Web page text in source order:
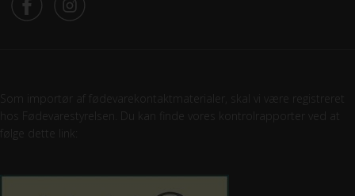
Som importør af fødevarekontaktmaterialer, skal vi være registreret
hos Fødevarestyrelsen. Du kan finde vores kontrolrapporter ved at
følge dette link: